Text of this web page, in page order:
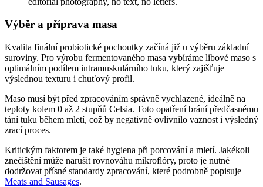
Výběr a příprava masa
Kvalita finální probiotické pochoutky začíná již u výběru základní
suroviny. Pro výrobu fermentovaného masa vybíráme libové maso s
optimálním podílem intramuskulárního tuku, který zajišťuje
výslednou texturu i chuťový profil.
Maso musí být před zpracováním správně vychlazené, ideálně na
teploty kolem 0 až 2 stupňů Celsia. Toto opatření brání předčasnému
tání tuku během mletí, což by negativně ovlivnilo vaznost i výsledný
zrací proces.
Kritickým faktorem je také hygiena při porcování a mletí. Jakékoli
znečištění může narušit rovnováhu mikroflóry, proto je nutné
dodržovat přísné standardy zpracování, které podrobně popisuje
Meats and Sausages.